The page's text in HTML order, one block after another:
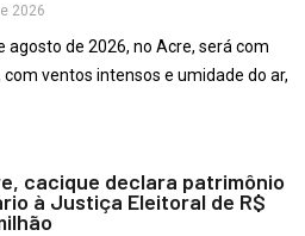
2026
agosto de 2026, no Acre, será com
ventos intensos e umidade do ar,
cacique declara patrimônio
à Justiça Eleitoral de R$